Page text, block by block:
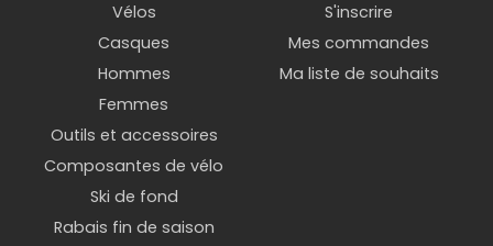
Vélos
Casques
Hommes
Femmes
Outils et accessoires
Composantes de vélo
Ski de fond
Rabais fin de saison
S'inscrire
Mes commandes
Ma liste de souhaits